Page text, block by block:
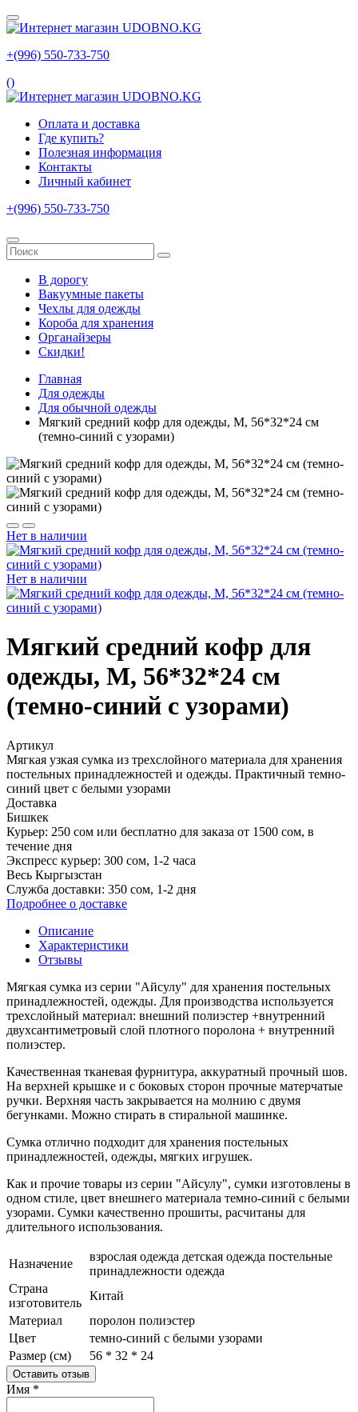
+(996) 550‑733‑750
()
Оплата и доставка
Где купить?
Полезная информация
Контакты
Личный кабинет
+(996) 550‑733‑750
В дорогу
Вакуумные пакеты
Чехлы для одежды
Короба для хранения
Органайзеры
Скидки!
Главная
Для одежды
Для обычной одежды
Мягкий средний кофр для одежды, M, 56*32*24 см
(темно-синий с узорами)
Нет в наличии
Нет в наличии
Мягкий средний кофр для
одежды, M, 56*32*24 см
(темно-синий с узорами)
Артикул
Мягкая узкая сумка из трехслойного материала для хранения
постельных принадлежностей и одежды. Практичный темно-
синий цвет с белыми узорами
Доставка
Бишкек
Курьер: 250 сом или бесплатно для заказа от 1500 сом, в
течение дня
Экспресс курьер: 300 сом, 1-2 часа
Весь Кыргызстан
Служба доставки: 350 сом, 1‑2 дня
Подробнее о доставке
Описание
Характеристики
Отзывы
Мягкая сумка из серии "Айсулу" для хранения постельных
принадлежностей, одежды. Для производства используется
трехслойный материал: внешний полиэстер +внутренний
двухсантиметровый слой плотного поролона + внутренний
полиэстер.
Качественная тканевая фурнитура, аккуратный прочный шов.
На верхней крышке и с боковых сторон прочные матерчатые
ручки. Верхняя часть закрывается на молнию с двумя
бегунками. Можно стирать в стиральной машинке.
Сумка отлично подходит для хранения постельных
принадлежностей, одежды, мягких игрушек.
Как и прочие товары из серии "Айсулу", сумки изготовлены в
одном стиле, цвет внешнего материала темно-синий с белыми
узорами. Сумки качественно прошиты, расчитаны для
длительного использования.
Назначение
взрослая одежда детская одежда постельные
принадлежности одежда
Страна
изготовитель
Китай
Материал
поролон полиэстер
Цвет
темно-синий с белыми узорами
Размер (см)
56 * 32 * 24
Оставить отзыв
Имя *